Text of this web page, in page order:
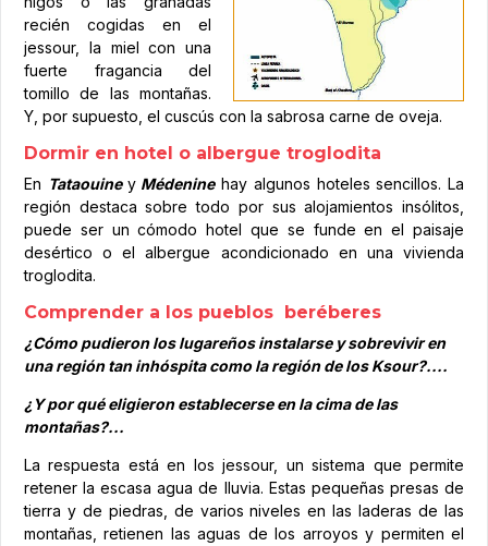
recién cogidas en el
jessour, la miel con una
fuerte fragancia del
tomillo de las montañas.
Y, por supuesto, el cuscús con la sabrosa carne de oveja.
Dormir en hotel o albergue troglodita
En Tataouine yMédeninehay algunos hoteles sencillos. La
región destaca sobre todo por sus alojamientos insólitos,
puede ser un cómodo hotel que se funde en el paisaje
desértico o el albergue acondicionado en una vivienda
troglodita.
Comprender a los pueblos beréberes
¿Cómo pudieron los lugareños instalarse y sobrevivir en
una región tan inhóspita como la región de los Ksour?....
¿Y por qué eligieron establecerse en la cima de las
montañas?...
La respuesta está en los jessour, un sistema que permite
retener la escasa agua de lluvia. Estas pequeñas presas de
tierra y de piedras, de varios niveles en las laderas de las
montañas, retienen las aguas de los arroyos y permiten el